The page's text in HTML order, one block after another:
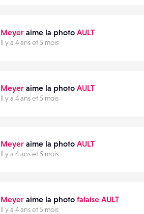
Meyer aime la photo AULT
Il y a 4 ans et 5 mois
Meyer aime la photo AULT
Il y a 4 ans et 5 mois
Meyer aime la photo AULT
Il y a 4 ans et 5 mois
Meyer aime la photo falaise AULT
Il y a 4 ans et 5 mois